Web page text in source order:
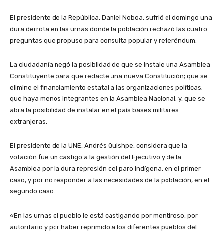
El presidente de la República, Daniel Noboa, sufrió el domingo una
dura derrota en las urnas donde la población rechazó las cuatro
preguntas que propuso para consulta popular y referéndum.
La ciudadanía negó la posiblidad de que se instale una Asamblea
Constituyente para que redacte una nueva Constitución; que se
elimine el financiamiento estatal a las organizaciones políticas;
que haya menos integrantes en la Asamblea Nacional; y, que se
abra la posibilidad de instalar en el país bases militares
extranjeras.
El presidente de la UNE, Andrés Quishpe, considera que la
votación fue un castigo a la gestión del Ejecutivo y de la
Asamblea por la dura represión del paro indígena, en el primer
caso, y por no responder a las necesidades de la población, en el
segundo caso.
«En las urnas el pueblo le está castigando por mentiroso, por
autoritario y por haber reprimido a los diferentes pueblos del